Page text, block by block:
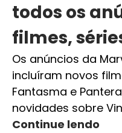
todos os
filmes,
Os anúncios da
incluíram novos
Fantasma e
novidades sobre
Continue lendo